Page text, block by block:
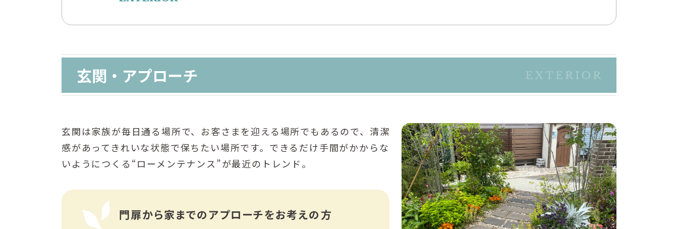
玄関・アプローチ
玄関は家族が毎日通る場所で、お客さまを迎える場所でもあるので、清潔
感があってきれいな状態で保ちたい場所です。できるだけ手間がかからな
いようにつくる“ローメンテナンス”が最近のトレンド。
門扉から家までの アプローチをお考えの方